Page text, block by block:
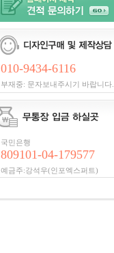
010-9434-6116
부재중: 문자보내주시기 바랍니다.
국민은행
809101-04-179577
예금주:강석우(인포엑스퍼트)